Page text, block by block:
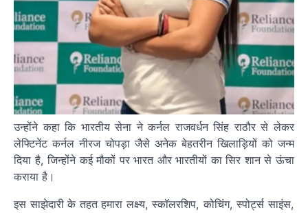
उन्होंने कहा कि भारतीय सेना ने कर्नल राजवर्धन सिंह राठौर से लेकर
लेफ्टिनेंट कर्नल नीरज चोपड़ा जैसे अनेक बेहतरीन खिलाड़ियों को जन्म
दिया है, जिन्होंने कई मौकों पर भारत और भारतीयों का सिर शान से ऊंचा
कराया है।
इस साझेदारी के तहत हमारा लक्ष्य, स्कॉलरशिप, कोचिंग, स्पोर्ट्स साइंस,